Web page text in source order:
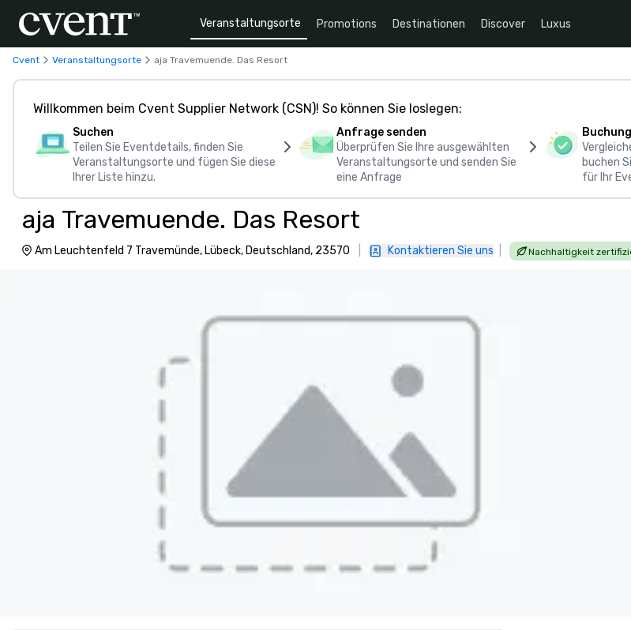
Veranstaltungsorte Promotions Destinationen Discover Luxus
Cvent Veranstaltungsorte aja Travemuende. Das Resort
Willkommen beim Cvent Supplier Network (CSN)! So können Sie loslegen:
Suchen
Teilen Sie Eventdetails, finden Sie
Veranstaltungsorte und fügen Sie diese
Ihrer Liste hinzu.
Anfrage senden
Überprüfen Sie Ihre ausgewählten
Veranstaltungsorte und senden Sie
eine Anfrage
Buchung
buchen
für Ihr
aja Travemuende. Das Resort
Am Leuchtenfeld 7 Travemünde, Lübeck, Deutschland, 23570 Kontaktieren Sie uns Nachhaltigkeit